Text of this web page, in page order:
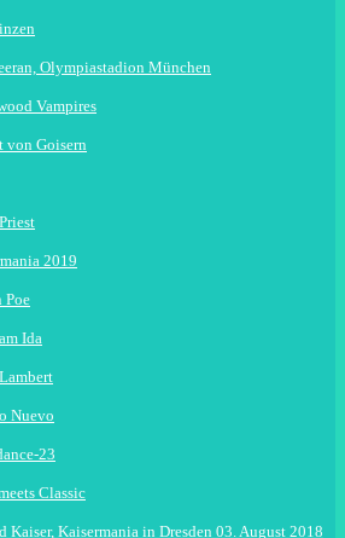
Olympiastadion München
Vampires
von Goisern
2019
Poe
Ida
Nuevo
23
Classic
Kaiser, Kaisermania in Dresden 03. August 2018